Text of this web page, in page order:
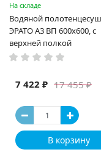
На складе
Водяной
ЭРАТО А3 ВП 600x600, с
верхней полкой
17 455 ₽
7 422 ₽
В корзину